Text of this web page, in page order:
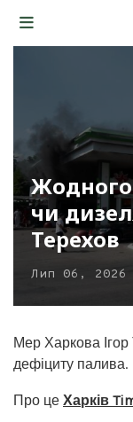
Жодного
чи
Терехов
Лип 06, 2026
Мер Харкова
дефіциту палива.
Про це Харків